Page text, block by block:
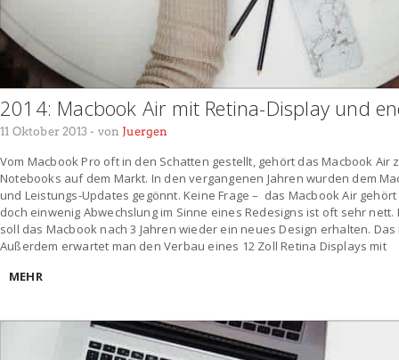
2014: Macbook Air mit Retina-Display und
11 Oktober 2013 - von Juergen
Vom Macbook Pro oft in den Schatten gestellt, gehört das Macbook
Notebooks auf dem Markt. In den vergangenen Jahren wurden dem
und Leistungs-Updates gegönnt. Keine Frage – das Macbook Air
doch einwenig Abwechslung im Sinne eines Redesigns ist oft sehr nett.
soll das Macbook nach 3 Jahren wieder ein neues Design erhalten.
Außerdem erwartet man den Verbau eines 12 Zoll Retina Displays mit
MEHR